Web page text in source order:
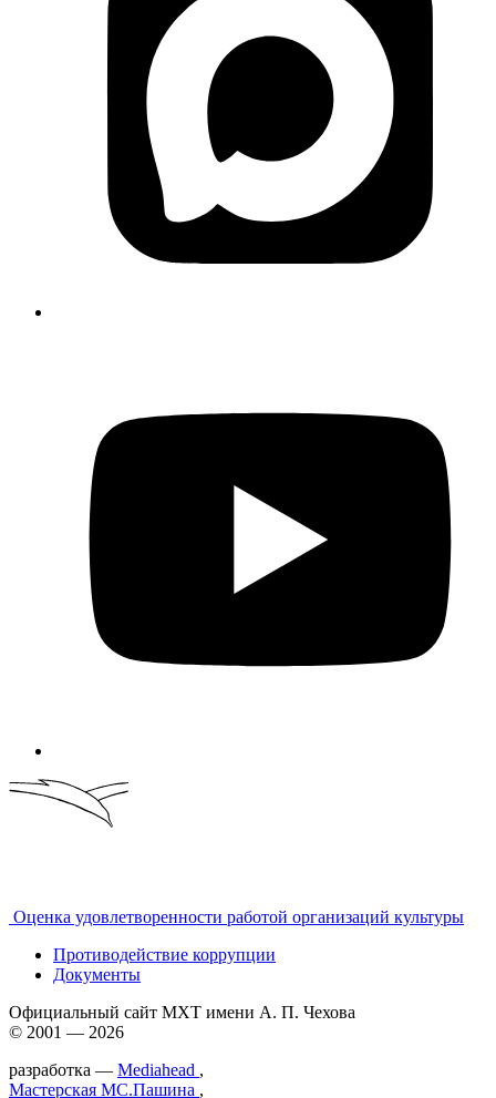
Оценка удовлетворенности работой организаций культуры
Противодействие коррупции
Документы
Официальный сайт МХТ имени А. П. Чехова
© 2001 — 2026
разработка — Mediahead ,
Мастерская МС.Пашина ,